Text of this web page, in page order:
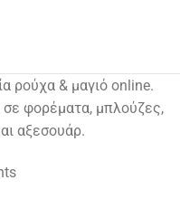
ρούχα & μαγιό online.
φορέματα, μπλούζες,
αξεσουάρ.